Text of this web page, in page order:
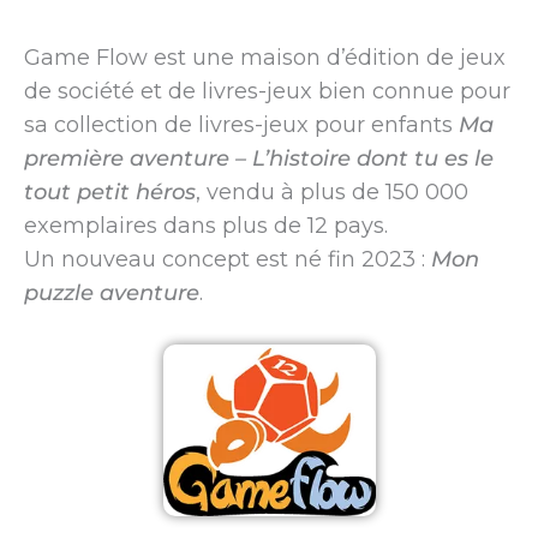
Game Flow est une maison d’édition de jeux
de société et de livres-jeux bien connue pour
sa collection de livres-jeux pour enfants Ma
première aventure – L’histoire dont tu es le
tout petit héros, vendu à plus de 150 000
exemplaires dans plus de 12 pays.
Un nouveau concept est né fin 2023 : Mon
puzzle aventure.